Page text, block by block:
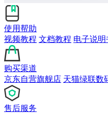
使用帮助
视频教程 文档教程 电子说明
购买渠道
京东自营旗舰店 天猫绿联数
售后服务